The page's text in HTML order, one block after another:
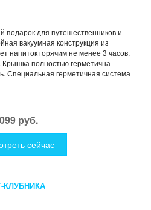
подарок для путешественников и
вакуумная конструкция из
напиток горячим не менее 3 часов,
полностью герметична -
Специальная герметичная система
руб.
сейчас
КЛУБНИКА